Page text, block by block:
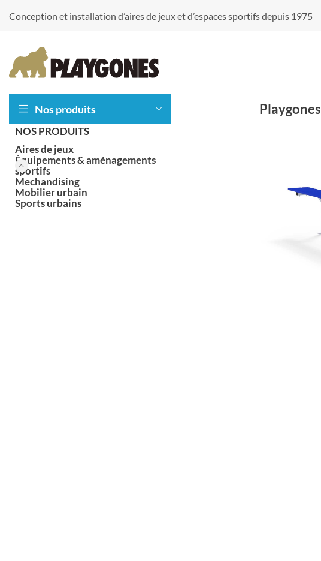
Conception et installation d’aires de jeux et d’espaces sportifs depuis 1975
Nos produits
Accessoires
Playgones
NOS PRODUITS
Aires de jeux
Équipements & aménagements
sportifs
Mechandising
Mobilier urbain
Sports urbains